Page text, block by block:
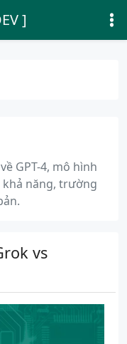
]
GPT-4, mô hình
năng, trường
vs